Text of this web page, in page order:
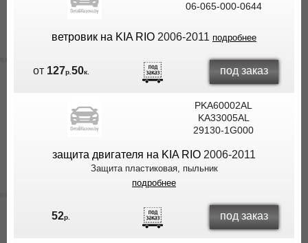
06-065-000-0644
ветровик на KIA RIO 2006-2011 подробнее
от 127р. 50к. под заказ
PKA60002AL
KA33005AL
29130-1G000
защита двигателя на KIA RIO 2006-2011
Защита пластиковая, пыльник
подробнее
52р. под заказ